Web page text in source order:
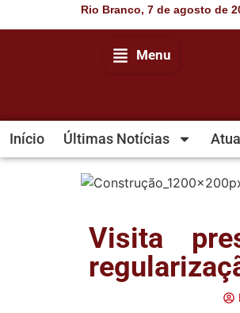
Rio Branco, 7 de agosto de
Menu
Início Últimas Notícias
Visita